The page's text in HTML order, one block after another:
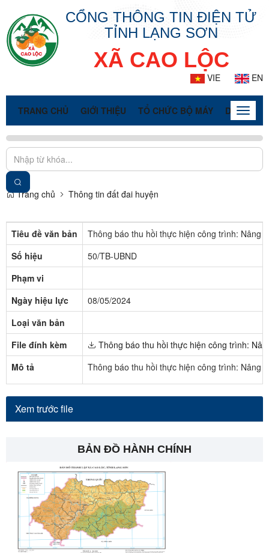
CỔNG THÔNG TIN ĐIỆN TỬ
TỈNH LẠNG SƠN
XÃ CAO LỘC
VIE EN
TRANG CHỦ GIỚI THIỆU TỔ CHỨC BỘ MÁY DOANH
Toggle
Trang chủ Thông tin đất đai huyện
Tiêu đề văn bản
Thông báo thu hồi thực hiện công trình: Nâng
Số hiệu
50/TB-UBND
Phạm vi
Ngày hiệu lực
08/05/2024
Loại văn bản
File đính kèm
Thông báo thu hồi thực hiện công trình:
Mô tả
Thông báo thu hồi thực hiện công trình: Nâng
Xem trước file
BẢN ĐỒ HÀNH CHÍNH